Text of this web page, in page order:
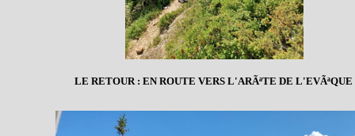
LE RETOUR : EN ROUTE VERS L'ARÃªTE DE L'EVÃªQUE